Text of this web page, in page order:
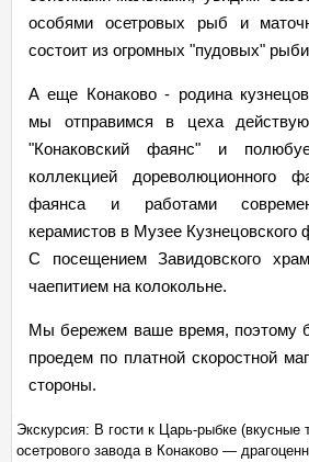
особями осетровых рыб и
состоит из огромных "пудовых"
А еще Конаково - родина
мы отправимся в цеха
"Конаковский фаянс" и
коллекцией дореволюционного
фаянса и работами
керамистов в Музее Кузнецовского
С посещением Завидовского
чаепитием на колокольне.
Мы бережем ваше время, поэтому
проедем по платной скоростной
стороны.
Экскурсия: В гости к Царь-рыбке (вкусные
осетрового завода в Конаково —